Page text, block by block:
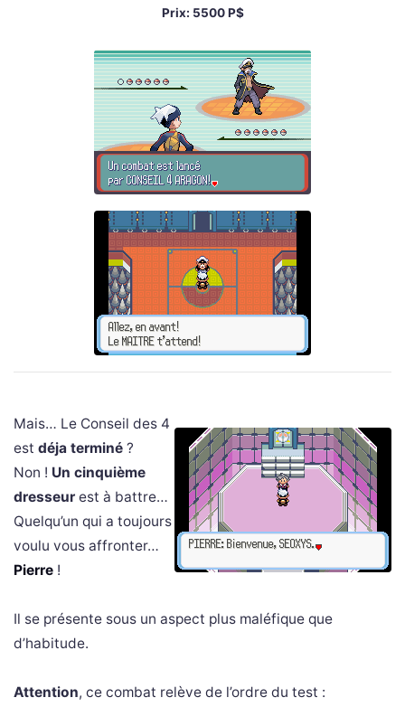
Prix: 5500 P$
Mais… Le Conseil des 4
est déja terminé ?
Non ! Un cinquième
dresseur est à battre…
Quelqu’un qui a toujours
voulu vous affronter…
Pierre !
Il se présente sous un aspect plus maléfique que
d’habitude.
Attention, ce combat relève de l’ordre du test :